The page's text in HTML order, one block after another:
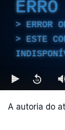
ERRO
ERROR
ESTE
A autoria do